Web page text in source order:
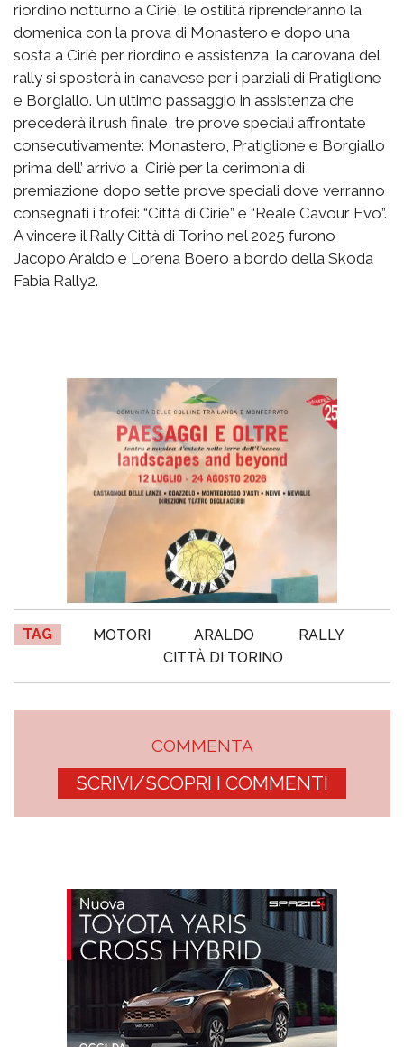
riordino notturno a Ciriè, le ostilità riprenderanno la
domenica con la prova di Monastero e dopo una
sosta a Ciriè per riordino e assistenza, la carovana del
rally si sposterà in canavese per i parziali di Pratiglione
e Borgiallo. Un ultimo passaggio in assistenza che
precederà il rush finale, tre prove speciali affrontate
consecutivamente: Monastero, Pratiglione e Borgiallo
prima dell’ arrivo a Ciriè per la cerimonia di
premiazione dopo sette prove speciali dove verranno
consegnati i trofei: “Città di Ciriè” e “Reale Cavour Evo”.
A vincere il Rally Città di Torino nel 2025 furono
Jacopo Araldo e Lorena Boero a bordo della Skoda
Fabia Rally2.
TAG MOTORI ARALDO
RALLY
CITTÀ DI TORINO
COMMENTA
SCRIVI/SCOPRI I COMMENTI